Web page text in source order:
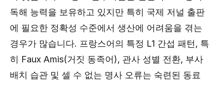
독해 능력을 보유하고 있지만 특히 국제 저널 출판
에 필요한 정확성 수준에서 생산에 어려움을 겪는
경우가 많습니다. 프랑스어의 특정 L1 간섭 패턴, 특
히 Faux Amis(거짓 동족어), 관사 성별 전환, 부사
배치 습관 및 셀 수 없는 명사 오류는 숙련된 동료